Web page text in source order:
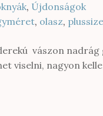
, Újdonságok
, olasz, plussize
vászon
viselni, nagyon